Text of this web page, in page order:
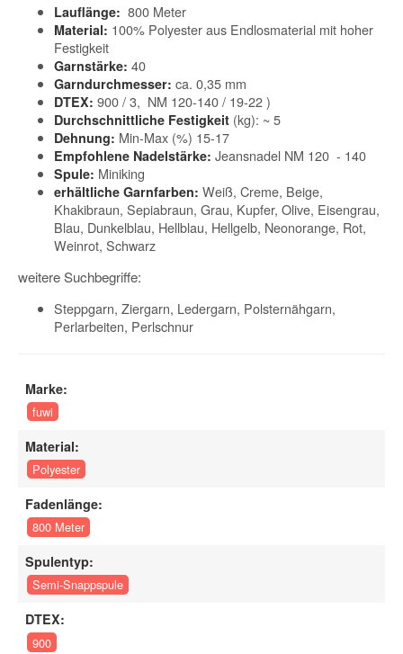
Lauflänge: 800 Meter
Material: 100% Polyester aus Endlosmaterial mit hoher
Festigkeit
Garnstärke: 40
Garndurchmesser: ca. 0,35 mm
DTEX: 900 / 3, NM 120-140 / 19-22 )
Durchschnittliche Festigkeit (kg): ~ 5
Dehnung: Min-Max (%) 15-17
Empfohlene Nadelstärke: Jeansnadel NM 120 - 140
Spule: Miniking
erhältliche Garnfarben: Weiß, Creme, Beige,
Khakibraun, Sepiabraun, Grau, Kupfer, Olive, Eisengrau,
Blau, Dunkelblau, Hellblau, Hellgelb, Neonorange, Rot,
Weinrot, Schwarz
weitere Suchbegriffe:
Steppgarn, Ziergarn, Ledergarn, Polsternähgarn,
Perlarbeiten, Perlschnur
Marke:
fuwi
Material:
Polyester
Fadenlänge:
800 Meter
Spulentyp:
Semi-Snappspule
DTEX:
900